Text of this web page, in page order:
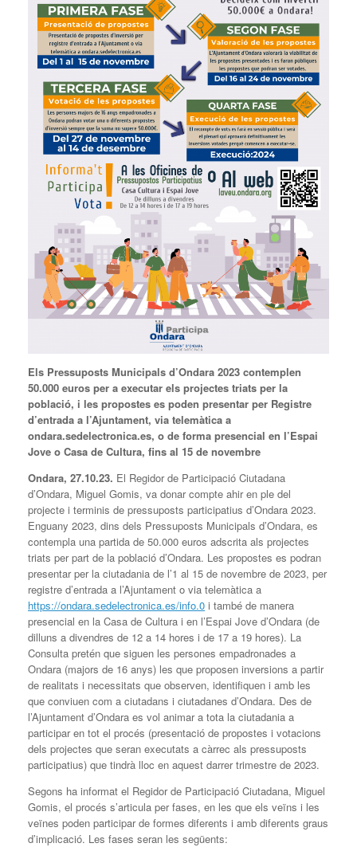
Els Pressuposts Municipals d’Ondara 2023 contemplen
50.000 euros per a executar els projectes triats per la
població, i les propostes es poden presentar per Registre
d’entrada a l’Ajuntament, via telemàtica a
ondara.sedelectronica.es, o de forma presencial en l’Espai
Jove o Casa de Cultura, fins al 15 de novembre
Ondara, 27.10.23. El Regidor de Participació Ciutadana
d’Ondara, Miguel Gomis, va donar compte ahir en ple del
projecte i terminis de pressuposts participatius d’Ondara 2023.
Enguany 2023, dins dels Pressuposts Municipals d’Ondara, es
contempla una partida de 50.000 euros adscrita als projectes
triats per part de la població d’Ondara. Les propostes es podran
presentar per la ciutadania de l’1 al 15 de novembre de 2023, per
registre d’entrada a l’Ajuntament o via telemàtica a
https://ondara.sedelectronica.es/info.0 i també de manera
presencial en la Casa de Cultura i en l’Espai Jove d’Ondara (de
dilluns a divendres de 12 a 14 hores i de 17 a 19 hores). La
Consulta pretén que siguen les persones empadronades a
Ondara (majors de 16 anys) les que proposen inversions a partir
de realitats i necessitats que observen, identifiquen i amb les
que conviuen com a ciutadans i ciutadanes d’Ondara. Des de
l’Ajuntament d’Ondara es vol animar a tota la ciutadania a
participar en tot el procés (presentació de propostes i votacions
dels projectes que seran executats a càrrec als pressuposts
participatius) que tindrà lloc en aquest darrer trimestre de 2023.
Segons ha informat el Regidor de Participació Ciutadana, Miguel
Gomis, el procés s’articula per fases, en les que els veïns i les
veïnes poden participar de formes diferents i amb diferents graus
d’implicació. Les fases seran les següents: